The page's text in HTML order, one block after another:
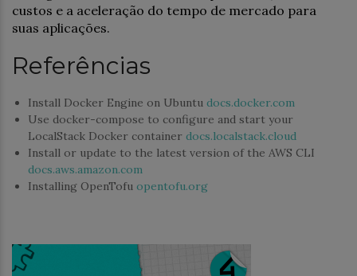
custos e a aceleração do tempo de mercado para
suas aplicações.
Referências
Install Docker Engine on Ubuntu docs.docker.com
Use docker-compose to configure and start your
LocalStack Docker container docs.localstack.cloud
Install or update to the latest version of the AWS CLI
docs.aws.amazon.com
Installing OpenTofu opentofu.org